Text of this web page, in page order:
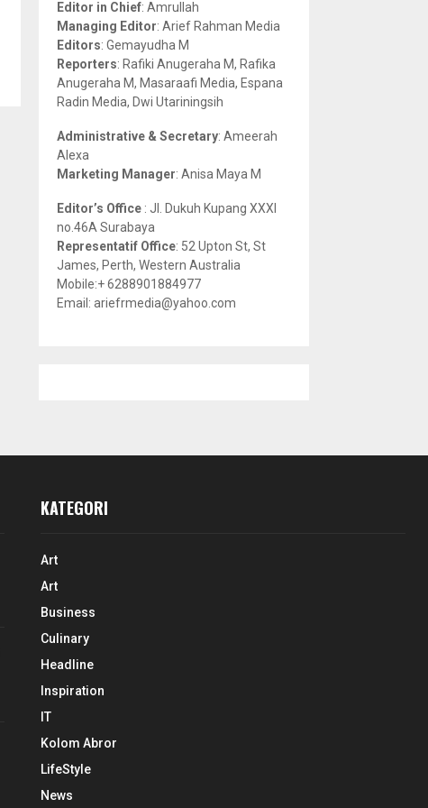
r
:
R
H
Editor in Chief: Amrullah
Managing Editor: Arief Rahman Media
Editors: Gemayudha M
Reporters: Rafiki Anugeraha M, Rafika
Anugeraha M, Masaraafi Media, Espana
Radin Media, Dwi Utariningsih
Administrative & Secretary: Ameerah
Alexa
Marketing Manager: Anisa Maya M
Editor’s Office : Jl. Dukuh Kupang XXXI
no.46A Surabaya
Representatif Office: 52 Upton St, St
James, Perth, Western Australia
Mobile:+ 6288901884977
Email: ariefrmedia@yahoo.com
KATEGORI
Art
Art
Business
Culinary
Headline
Inspiration
IT
Kolom Abror
LifeStyle
News